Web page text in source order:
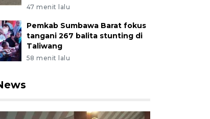
47 menit lalu
Pemkab Sumbawa Barat fokus
tangani 267 balita stunting di
Taliwang
58 menit lalu